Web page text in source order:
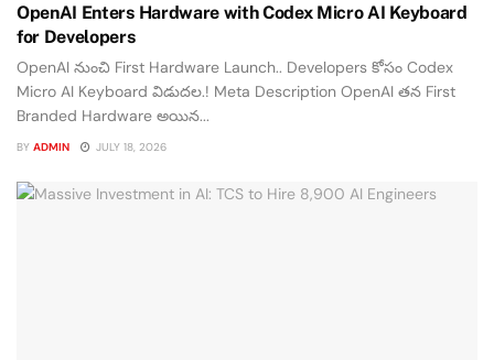
OpenAI Enters Hardware with Codex Micro AI Keyboard
for Developers
OpenAI నుంచి First Hardware Launch.. Developers కోసం Codex
Micro AI Keyboard విడుదల.! Meta Description OpenAI తన First
Branded Hardware అయిన...
BY ADMIN JULY 18, 2026